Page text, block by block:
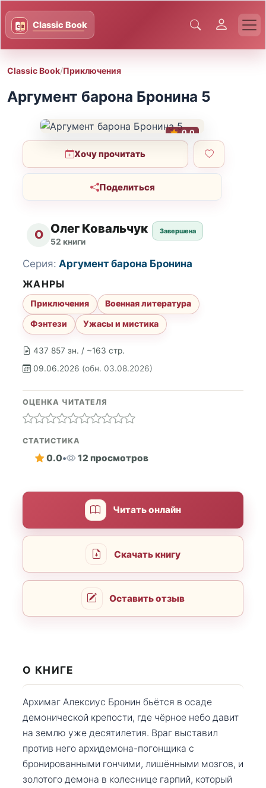
Classic Book/Приключения
Аргумент барона Бронина 5
0.0
Хочу прочитать
Поделиться
О Олег Ковальчук
52 книги
Завершена
437 857 зн. / ~163 стр.
09.06.2026 (обн. 03.08.2026)
Серия: Аргумент барона Бронина
ЖАНРЫ
Приключения
Военная литература
Фэнтези
Ужасы и мистика
ОЦЕНКА ЧИТАТЕЛЯ
СТАТИСТИКА
0.0• 12 просмотров
Читать онлайн
Скачать книгу
Оставить отзыв
О КНИГЕ
Архимаг Алексиус Бронин бьётся в осаде
демонической крепости, где чёрное небо давит
на землю уже десятилетия. Враг выставил
против него архидемона-погонщика с
бронированными гончими, лишёнными мозгов, и
золотого демона в колеснице гарпий, который